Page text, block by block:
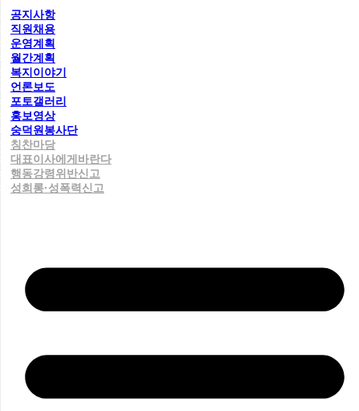
공지사항
직원채용
운영계획
월간계획
복지이야기
언론보도
포토갤러리
홍보영상
숭덕원봉사단
칭찬마당
대표이사에게바란다
행동강령위반신고
성희롱·성폭력신고